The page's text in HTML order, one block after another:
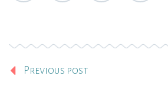
Previous post